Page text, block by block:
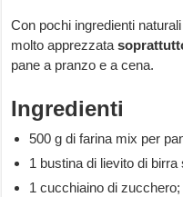
Con pochi ingredienti
molto apprezzata
pane a pranzo e a cena.
Ingredienti
500 g di farina mix per
1 bustina di lievito di
1 cucchiaino di zucchero;